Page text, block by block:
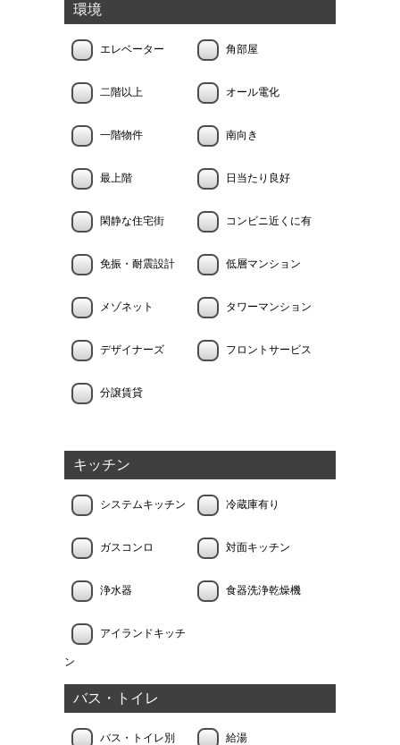
環境
エレベーター 角部屋
二階以上 オール電化
一階物件 南向き
最上階 日当たり良好
閑静な住宅街 コンビニ近くに有
免振・耐震設計 低層マンション
メゾネット タワーマンション
デザイナーズ フロントサービス
分譲賃貸
キッチン
システムキッチン 冷蔵庫有り
ガスコンロ 対面キッチン
浄水器 食器洗浄乾燥機
アイランドキッチ
ン
バス・トイレ
バス・トイレ別 給湯